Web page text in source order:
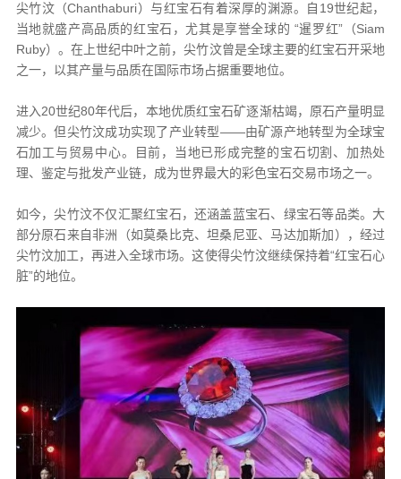
尖竹汶（Chanthaburi）与红宝石有着深厚的渊源。自19世纪起，
当地就盛产高品质的红宝石，尤其是享誉全球的 “暹罗红”（Siam
Ruby）。在上世纪中叶之前，尖竹汶曾是全球主要的红宝石开采地
之一，以其产量与品质在国际市场占据重要地位。
进入20世纪80年代后，本地优质红宝石矿逐渐枯竭，原石产量明显
减少。但尖竹汶成功实现了产业转型——由矿源产地转型为全球宝
石加工与贸易中心。目前，当地已形成完整的宝石切割、加热处
理、鉴定与批发产业链，成为世界最大的彩色宝石交易市场之一。
如今，尖竹汶不仅汇聚红宝石，还涵盖蓝宝石、绿宝石等品类。大
部分原石来自非洲（如莫桑比克、坦桑尼亚、马达加斯加），经过
尖竹汶加工，再进入全球市场。这使得尖竹汶继续保持着“红宝石心
脏”的地位。